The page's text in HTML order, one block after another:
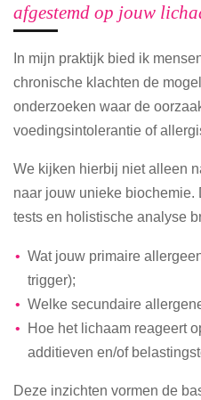
afgestemd op jouw
In mijn praktijk bied ik
chronische klachten de
onderzoeken waar de
voedingsintolerantie of
We kijken hierbij niet alleen
naar jouw unieke
tests en holistische analyse
Wat jouw primaire
trigger);
Welke secundaire
Hoe het lichaam reageert
additieven en/of
Deze inzichten vormen de